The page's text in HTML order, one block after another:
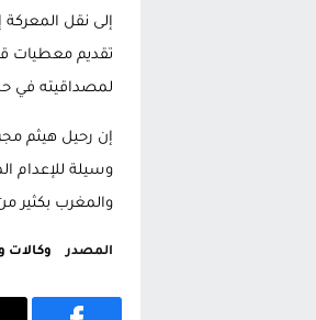
إلى نقل
تقديم معطيات قد
لمصداقيته في
إن رحيل هيثم
وسيلة للإعدام
والمغرب
المصدر وكالات